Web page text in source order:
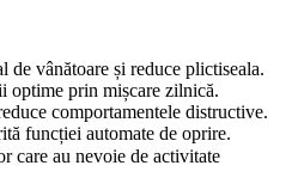
vânătoare și reduce plictiseala.
optime prin mișcare zilnică.
comportamentele distructive.
funcției automate de oprire.
care au nevoie de activitate